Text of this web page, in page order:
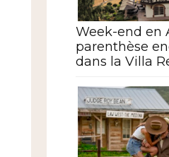
Week-end en
parenthèse
dans la Villa